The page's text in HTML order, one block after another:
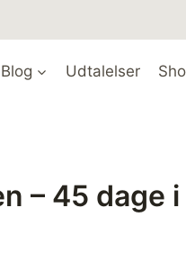
Blog Udtalelser
– 45 dage